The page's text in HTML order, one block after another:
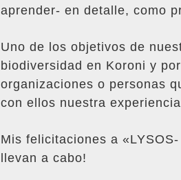
aprender- en detalle, como
Uno de los objetivos de
biodiversidad en Koroni y
organizaciones o personas
con ellos nuestra
Mis felicitaciones a
llevan a cabo!